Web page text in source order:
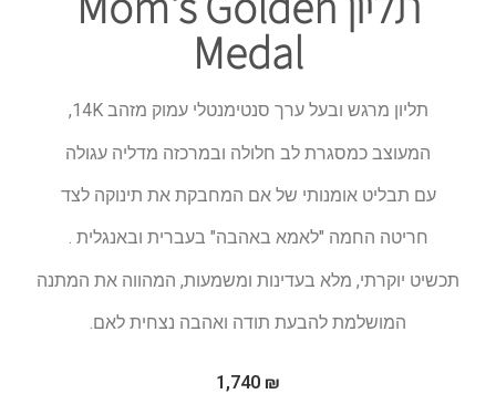
Medal
תליון מרגש ובעל ערך סנטימנטלי עמוק מזהב 14K,
המעוצב כמסגרת לב חלולה ובמרכזה מדליה עגולה
עם תבליט אומנותי של אם המחבקת את תינוקה לצד
חריטה החמה "לאמא באהבה" בעברית ובאנגלית .
תכשיט יוקרתי, מלא בעדינות ומשמעות, המהווה את המתנה
המושלמת להבעת תודה ואהבה נצחית לאם.
1,740 ₪